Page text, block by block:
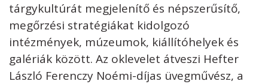
tárgykultúrát megjelenítő és népszerűsítő,
megőrzési stratégiákat kidolgozó
intézmények, múzeumok, kiállítóhelyek és
galériák között. Az oklevelet átveszi Hefter
László Ferenczy Noémi-díjas üvegművész, a